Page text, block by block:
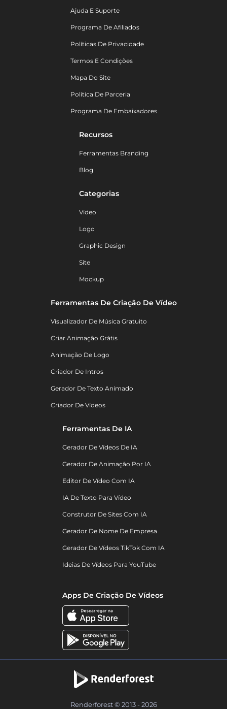
Ajuda E Suporte
Programa De Afiliados
Políticas De Privacidade
Termos E Condições
Mapa Do Site
Política De Parceria
Programa De Embaixadores
Recursos
Ferramentas Branding
Blog
Categorias
Vídeo
Logo
Graphic Design
Site
Mockup
Ferramentas De Criação De Vídeo
Visualizador De Música Gratuito
Criar Animação Grátis
Animação De Logo
Criador De Intros
Gerador De Texto Animado
Criador De Vídeos
Ferramentas De IA
Gerador De Vídeos De IA
Gerador De Animação Por IA
Editor De Vídeo Com IA
IA De Texto Para Vídeo
Construtor De Sites Com IA
Gerador De Nome De Empresa
Gerador De Vídeos TikTok Com IA
Ideias De Vídeos Para YouTube
Apps De Criação De Vídeos
Renderforest © 2013 - 2026